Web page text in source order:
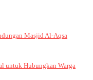
Masjid Al-Aqsa
untuk Hubungkan Warga